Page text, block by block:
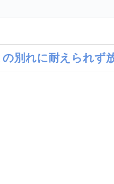
の別れに耐えられず